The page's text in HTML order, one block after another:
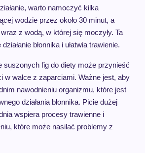
warto namoczyć kilka
wodzie przez około 30 minut, a
z wodą, w której się moczyły. Ta
błonnika i ułatwia trawienie.
suszonych fig do diety może przynieść
w walce z zaparciami. Ważne jest, aby
nawodnieniu organizmu, które jest
działania błonnika. Picie dużej
wspiera procesy trawienne i
które może nasilać problemy z